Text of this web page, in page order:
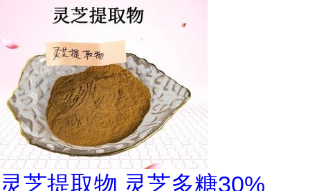
灵芝提取物 灵芝多糖30%